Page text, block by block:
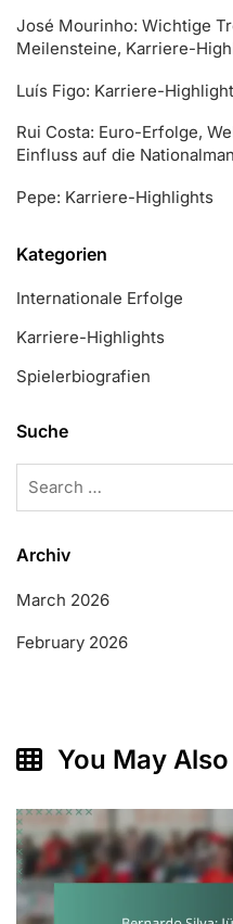
José Mourinho: Wichtige
Meilensteine, Karriere-
Luís Figo: Karriere-
Rui Costa: Euro-Erfolge,
Einfluss auf die
Pepe: Karriere-Highlights
Kategorien
Internationale Erfolge
Karriere-Highlights
Spielerbiografien
Suche
Archiv
March 2026
February 2026
You May